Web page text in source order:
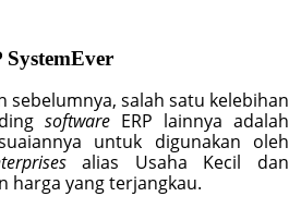
SystemEver
sebelumnya, salah satu kelebihan
software ERP lainnya adalah
alias Usaha Kecil dan
harga yang terjangkau.